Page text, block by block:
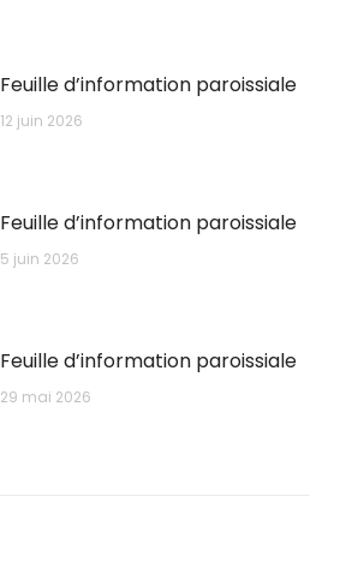
Feuille d’information paroissiale
12 juin 2026
Feuille d’information paroissiale
5 juin 2026
Feuille d’information paroissiale
29 mai 2026